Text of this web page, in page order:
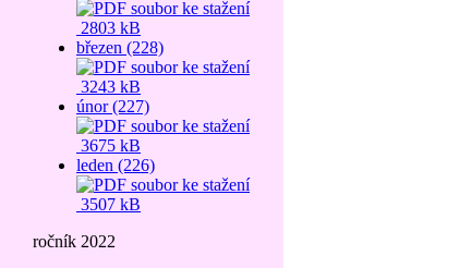
2803 kB
březen (228)
3243 kB
únor (227)
3675 kB
leden (226)
3507 kB
ročník 2022